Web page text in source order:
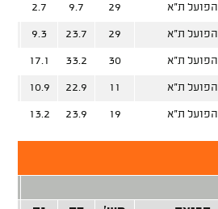
הפועל ת"א 29
9.7
2.7
הפועל ת"א 29
23.7
9.3
הפועל ת"א 30
33.2
17.1
הפועל ת"א 11
22.9
10.9
הפועל ת"א 19
23.9
13.2